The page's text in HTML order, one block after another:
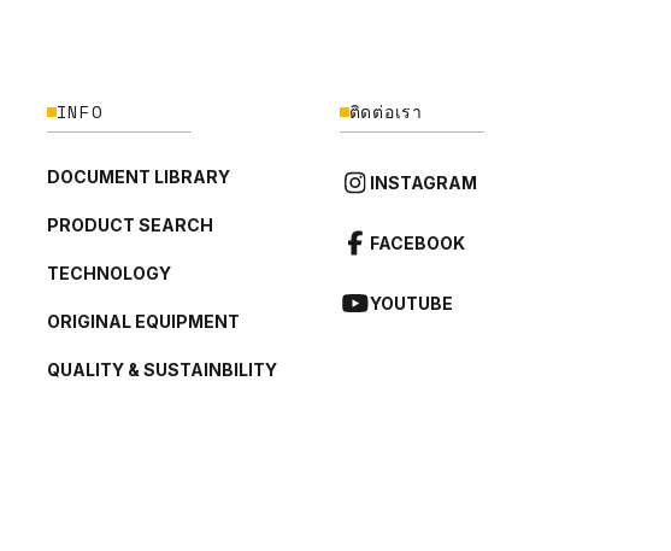
INFO
DOCUMENT LIBRARY
PRODUCT SEARCH
TECHNOLOGY
ORIGINAL EQUIPMENT
QUALITY & SUSTAINBILITY
ติดต่อเรา
INSTAGRAM
FACEBOOK
YOUTUBE